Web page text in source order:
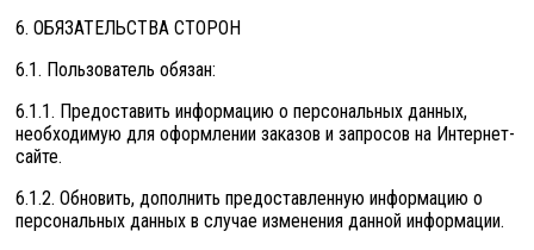
6. ОБЯЗАТЕЛЬСТВА СТОРОН
6.1. Пользователь обязан:
6.1.1. Предоставить информацию о персональных данных,
необходимую для оформлении заказов и запросов на Интернет-
сайте.
6.1.2. Обновить, дополнить предоставленную информацию о
персональных данных в случае изменения данной информации.